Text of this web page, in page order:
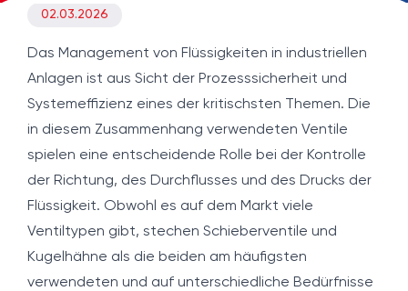
02.03.2026
Das Management von Flüssigkeiten in industriellen
Anlagen ist aus Sicht der Prozesssicherheit und
Systemeffizienz eines der kritischsten Themen. Die
in diesem Zusammenhang verwendeten Ventile
spielen eine entscheidende Rolle bei der Kontrolle
der Richtung, des Durchflusses und des Drucks der
Flüssigkeit. Obwohl es auf dem Markt viele
Ventiltypen gibt, stechen Schieberventile und
Kugelhähne als die beiden am häufigsten
verwendeten und auf unterschiedliche Bedürfnisse